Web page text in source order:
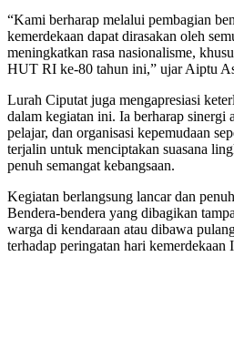
“Kami berharap melalui pembagian
kemerdekaan dapat dirasakan oleh
meningkatkan rasa nasionalisme,
HUT RI ke-80 tahun ini,” ujar Aiptu
Lurah Ciputat juga mengapresiasi
dalam kegiatan ini. Ia berharap sinergi
pelajar, dan organisasi kepemudaan
terjalin untuk menciptakan suasana
penuh semangat kebangsaan.
Kegiatan berlangsung lancar dan
Bendera-bendera yang dibagikan
warga di kendaraan atau dibawa
terhadap peringatan hari kemerdekaan